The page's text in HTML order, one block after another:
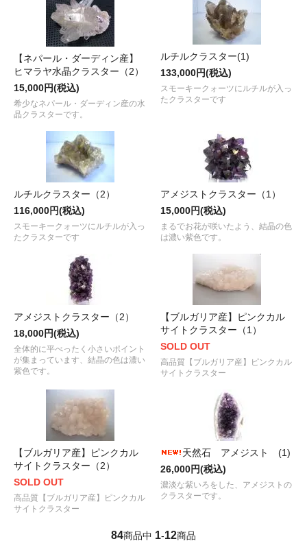
【ネパール・ダーディン産】
ヒマラヤ水晶クラスター（2）
15,000円(税込)
希少なネパール・ダーディン産の水
晶クラスターです。
ルチルクラスター(1)
133,000円(税込)
スモーキークォーツにルチルが入っ
たクラスターです
ルチルクラスター（2）
116,000円(税込)
スモーキークォーツにルチルが入っ
たクラスターです
アメジストクラスター（1）
15,000円(税込)
まるでお花が咲いたよう、結晶の色
は濃い紫色です。
アメジストクラスター（2）
18,000円(税込)
全体的に平べったく小さいポイント
が集まっています、結晶の色は濃い
紫色です。
【ブルガリア産】ピンクカル
サイトクラスター（1）
SOLD OUT
高品質【ブルガリア産】ピンクカル
サイトクラスター
【ブルガリア産】ピンクカル
サイトクラスター（2）
SOLD OUT
高品質【ブルガリア産】ピンクカル
サイトクラスター
天然石 アメジスト (1)
26,000円(税込)
濃淡な紫いろをした、アメジストの
クラスターです。
84商品中 1-12商品